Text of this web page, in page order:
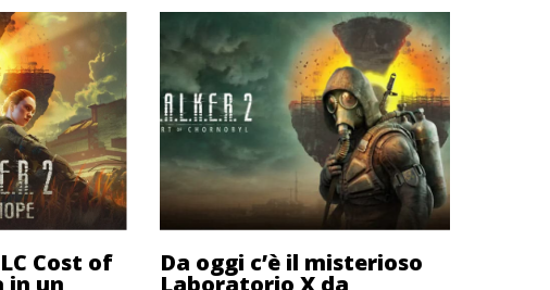
Cost of
in un
Da oggi c’è il misterioso
Laboratorio X da